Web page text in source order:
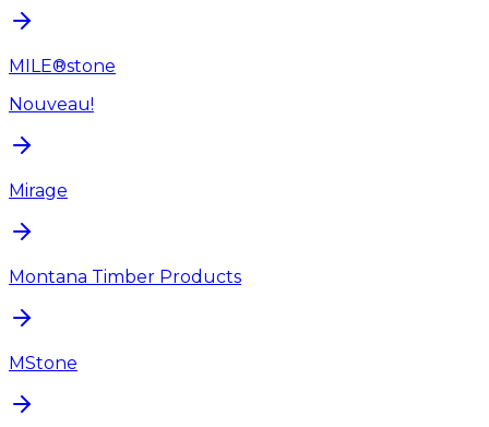
MILE®stone
Nouveau!
Mirage
Montana Timber Products
MStone